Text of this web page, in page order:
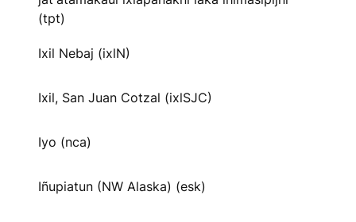
(tpt)
Ixil Nebaj (ixlN)
Ixil, San Juan Cotzal (ixlSJC)
Iyo (nca)
Iñupiatun (NW Alaska) (esk)